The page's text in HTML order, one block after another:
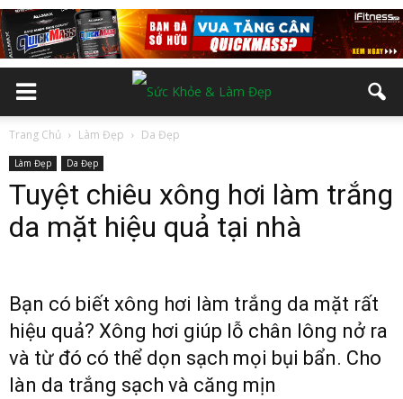
Trang Chủ Làm Đẹp Da Đẹp
Làm Đẹp Da Đẹp
Tuyệt chiêu xông hơi làm trắng
da mặt hiệu quả tại nhà
Bạn có biết xông hơi làm trắng da mặt rất
hiệu quả? Xông hơi giúp lỗ chân lông nở ra
và từ đó có thể dọn sạch mọi bụi bẩn. Cho
làn da trắng sạch và căng mịn